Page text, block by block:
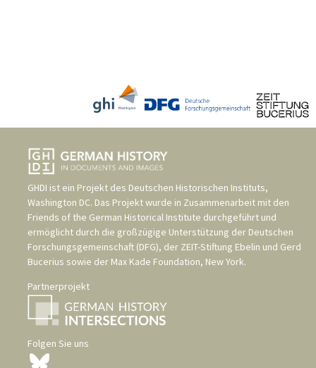
GHDI ist ein Projekt des Deutschen Historischen Instituts,
Washington DC. Das Projekt wurde in Zusammenarbeit mit den
Friends of the German Historical Institute durchgeführt und
ermöglicht durch die großzügige Unterstützung der Deutschen
Forschungsgemeinschaft (DFG), der ZEIT-Stiftung Ebelin und Gerd
Bucerius sowie der Max Kade Foundation, New York.
Partnerprojekt
Folgen Sie uns